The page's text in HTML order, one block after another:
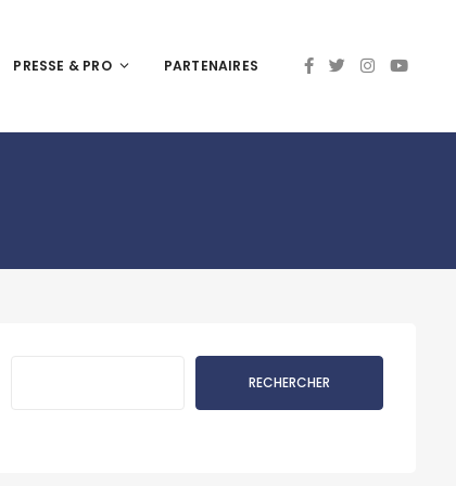
PRESSE & PRO PARTENAIRES
RECHERCHER